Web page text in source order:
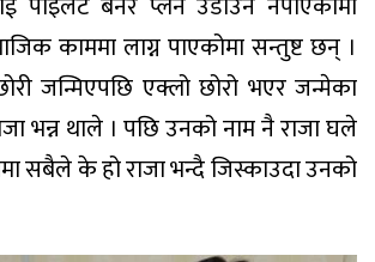
काममा लाग्न पाएकोमा सन्तुष्ट छन् ।
जन्मिएपछि एक्लो छोरो भएर जन्मेका
भन्न थाले । पछि उनको नाम नै राजा घले
सबैले के हो राजा भन्दै जिस्काउदा उनको